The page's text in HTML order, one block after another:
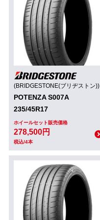
(BRIDGESTONE(ブリヂストン))
POTENZA S007A
235/45R17
ホイールセット販売価格
278,500円
税込/4本